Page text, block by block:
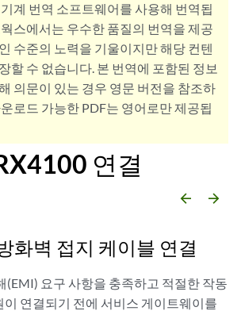
계 번역 소프트웨어를 사용해 번역됩
스에서는 우수한 품질의 번역을 제공
수준의 노력을 기울이지만 해당 컨텐
할 수 없습니다. 본 번역에 포함된 정보
의문이 있는 경우 영문 버전을 참조하
로드 가능한 PDF는 영어로만 제공됩
연결
arrow_backward arrow_forward
화벽 접지 케이블 연결
(EMI) 요구 사항을 충족하고 적절한 작동
이 연결되기 전에 서비스 게이트웨이를